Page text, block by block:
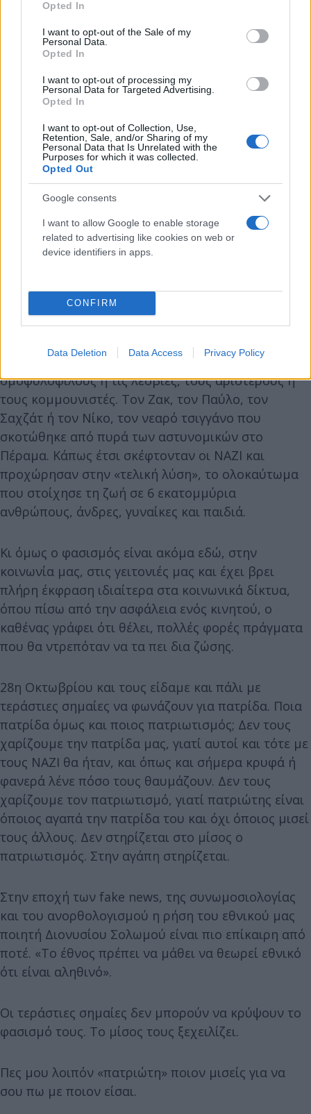
use your data for below specified purposes in below Google
consent section.
Opted In
I want to opt-out of the Sale of my
Personal Data.
Opted In
I want to opt-out of processing my
Personal Data for Targeted Advertising.
Opted In
I want to opt-out of Collection, Use,
Retention, Sale, and/or Sharing of my
Personal Data that Is Unrelated with the
Purposes for which it was collected.
Opted Out
Google consents
I want to allow Google to enable storage
related to advertising like cookies on web or
device identifiers in apps.
CONFIRM
Data Deletion Data Access Privacy Policy
align="alignnone" width="241"]
με τα διακριτικά σήματα των κρατουμένων στα
στρατόπεδα συγκέντρωσης[/caption]
Με διπλό κίτρινο τρίγωνο, που σχημάτιζε το αστέρι
του Δαυίδ, αναγνωρίζονταν οι Εβραίοι, ενώ
αποδίδονταν και συνδυασμοί τριγώνων, για
παράδειγμα ροζ με κίτρινο για έναν Εβραίο
ομοφυλόφιλο.
Μέρα που είναι… μου έρχονται τέτοιες σκέψεις στο
μυαλό……
Ας σκεφτούμε ποιοι μισούν αβυσσαλέα «όλους
αυτούς» και δεν χάνουν ευκαιρία να δείξουν αυτό
το μίσος. Μίσος αστείρευτο. Για τους τσιγγάνους,
τους Εβραίους, τους αλλόθρησκους, τους
ομοφυλόφιλους ή τις λεσβίες, τους αριστερούς ή
τους κομμουνιστές. Τον Ζακ, τον Παύλο, τον
Σαχζάτ ή τον Νίκο, τον νεαρό τσιγγάνο που
σκοτώθηκε από πυρά των αστυνομικών στο
Πέραμα. Κάπως έτσι σκέφτονταν οι ΝΑΖΙ και
προχώρησαν στην «τελική λύση», το ολοκαύτωμα
που στοίχησε τη ζωή σε 6 εκατομμύρια
ανθρώπους, άνδρες, γυναίκες και παιδιά.
Κι όμως ο φασισμός είναι ακόμα εδώ, στην
κοινωνία μας, στις γειτονιές μας και έχει βρει
πλήρη έκφραση ιδιαίτερα στα κοινωνικά δίκτυα,
όπου πίσω από την ασφάλεια ενός κινητού, ο
καθένας γράφει ότι θέλει, πολλές φορές πράγματα
που θα ντρεπόταν να τα πει δια ζώσης.
28η Οκτωβρίου και τους είδαμε και πάλι με
τεράστιες σημαίες να φωνάζουν για πατρίδα. Ποια
πατρίδα όμως και ποιος πατριωτισμός; Δεν τους
χαρίζουμε την πατρίδα μας, γιατί αυτοί και τότε με
τους ΝΑΖΙ θα ήταν, και όπως και σήμερα κρυφά ή
φανερά λένε πόσο τους θαυμάζουν. Δεν τους
χαρίζουμε τον πατριωτισμό, γιατί πατριώτης είναι
όποιος αγαπά την πατρίδα του και όχι όποιος μισεί
τους άλλους. Δεν στηρίζεται στο μίσος ο
πατριωτισμός. Στην αγάπη στηρίζεται.
Στην εποχή των fake news, της συνωμοσιολογίας
και του ανορθολογισμού η ρήση του εθνικού μας
ποιητή Διονυσίου Σολωμού είναι πιο επίκαιρη από
ποτέ. «Το έθνος πρέπει να μάθει να θεωρεί εθνικό
ότι είναι αληθινό».
Οι τεράστιες σημαίες δεν μπορούν να κρύψουν το
φασισμό τους. Το μίσος τους ξεχειλίζει.
Πες μου λοιπόν «πατριώτη» ποιον μισείς για να
σου πω με ποιον είσαι.